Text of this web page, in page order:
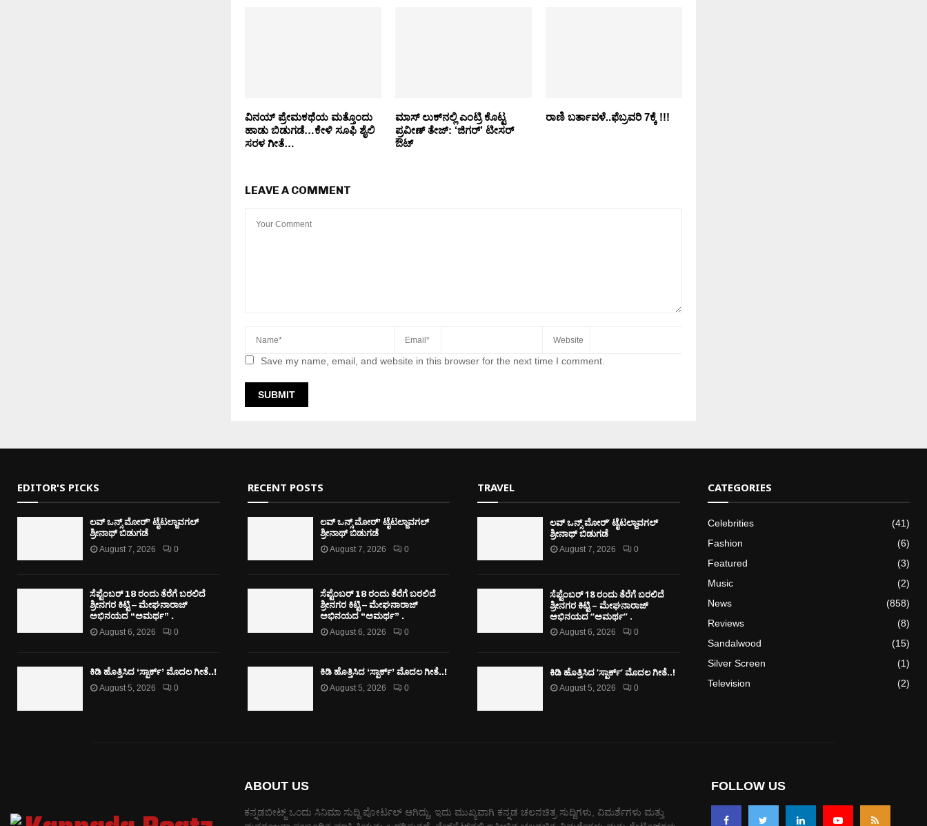
ವಿನಯ್ ಪ್ರೇಮಕಥೆಯ ಮತ್ತೊಂದು
ಹಾಡು ಬಿಡುಗಡೆ…ಕೇಳಿ ಸೂಫಿ ಶೈಲಿ
ಸರಳ ಗೀತೆ…
ಮಾಸ್ ಲುಕ್‌ನಲ್ಲಿ ಎಂಟ್ರಿ ಕೊಟ್ಟ
ಪ್ರವೀಣ್ ತೇಜ್: ‘ಜಿಗರ್’ ಟೀಸರ್
ಔಟ್
ರಾಣಿ ಬರ್ತಾವಳೆ..ಫೆಬ್ರವರಿ 7ಕ್ಕೆ !!!
LEAVE A COMMENT
Save my name, email, and website in this browser for the next time I comment.
EDITOR'S PICKS
ಲವ್ ಒನ್ಸ್ ಮೋರ್’ ಟೈಟಲ್ಜಾವಗಲ್
ಶ್ರೀನಾಥ್ ಬಿಡುಗಡೆ
August 7, 2026 0
ಸೆಪ್ಟೆಂಬರ್ 18 ರಂದು ತೆರೆಗೆ ಬರಲಿದೆ
ಶ್ರೀನಗರ ಕಿಟ್ಟಿ – ಮೇಘನಾರಾಜ್
ಅಭಿನಯದ “ಅಮರ್ಥ” .
August 6, 2026 0
ಕಿಡಿ‌‌ ಹೊತ್ತಿಸಿದ ‘ಸ್ಪಾರ್ಕ್’ ಮೊದಲ‌ ಗೀತೆ..!
August 5, 2026 0
RECENT POSTS
ಲವ್ ಒನ್ಸ್ ಮೋರ್’ ಟೈಟಲ್ಜಾವಗಲ್
ಶ್ರೀನಾಥ್ ಬಿಡುಗಡೆ
August 7, 2026 0
ಸೆಪ್ಟೆಂಬರ್ 18 ರಂದು ತೆರೆಗೆ ಬರಲಿದೆ
ಶ್ರೀನಗರ ಕಿಟ್ಟಿ – ಮೇಘನಾರಾಜ್
ಅಭಿನಯದ “ಅಮರ್ಥ” .
August 6, 2026 0
ಕಿಡಿ‌‌ ಹೊತ್ತಿಸಿದ ‘ಸ್ಪಾರ್ಕ್’ ಮೊದಲ‌ ಗೀತೆ..!
August 5, 2026 0
TRAVEL
ಲವ್ ಒನ್ಸ್ ಮೋರ್’ ಟೈಟಲ್ಜಾವಗಲ್
ಶ್ರೀನಾಥ್ ಬಿಡುಗಡೆ
August 7, 2026 0
ಸೆಪ್ಟೆಂಬರ್ 18 ರಂದು ತೆರೆಗೆ ಬರಲಿದೆ
ಶ್ರೀನಗರ ಕಿಟ್ಟಿ – ಮೇಘನಾರಾಜ್
ಅಭಿನಯದ “ಅಮರ್ಥ” .
August 6, 2026 0
ಕಿಡಿ‌‌ ಹೊತ್ತಿಸಿದ ‘ಸ್ಪಾರ್ಕ್’ ಮೊದಲ‌ ಗೀತೆ..!
August 5, 2026 0
CATEGORIES
Celebrities
(41)
Fashion
(6)
Featured
(3)
Music
(2)
News
(858)
Reviews
(8)
Sandalwood
(15)
Silver Screen
(1)
Television
(2)
ABOUT US
ಕನ್ನಡಬೀಟ್ಜ್ ಒಂದು ಸಿನಿಮಾ ಸುದ್ದಿ ಪೋರ್ಟಲ್ ಆಗಿದ್ದು, ಇದು ಮುಖ್ಯವಾಗಿ ಕನ್ನಡ ಚಲನಚಿತ್ರ ಸುದ್ದಿಗಳು, ವಿಮರ್ಶೆಗಳು ಮತ್ತು
FOLLOW US